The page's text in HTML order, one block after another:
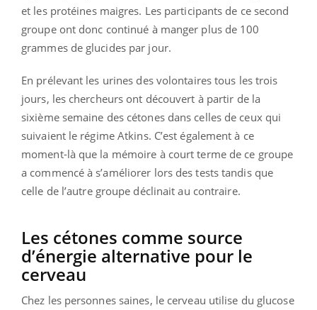
et les protéines maigres. Les participants de ce second
groupe ont donc continué à manger plus de 100
grammes de glucides par jour.
En prélevant les urines des volontaires tous les trois
jours, les chercheurs ont découvert à partir de la
sixième semaine des cétones dans celles de ceux qui
suivaient le régime Atkins. C’est également à ce
moment-là que la mémoire à court terme de ce groupe
a commencé à s’améliorer lors des tests tandis que
celle de l’autre groupe déclinait au contraire.
Les cétones comme source
d’énergie alternative pour le
cerveau
Chez les personnes saines, le cerveau utilise du glucose